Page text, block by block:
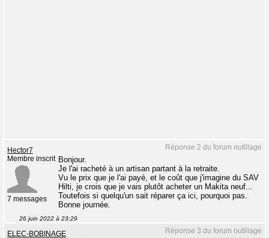
Réponse 2 du forum outillage
Hector7
Membre inscrit
7 messages
Bonjour.
Je l'ai racheté à un artisan partant à la retraite.
Vu le prix que je l'ai payé, et le coût que j'imagine du SAV
Hilti, je crois que je vais plutôt acheter un Makita neuf...
Toutefois si quelqu'un sait réparer ça ici, pourquoi pas.
Bonne journée.
26 juin 2022 à 23:29
Réponse 3 du forum outillage
ELEC-BOBINAGE